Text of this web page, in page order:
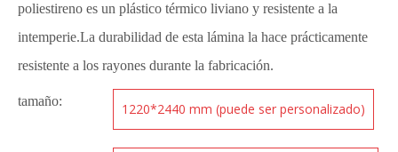
poliestireno es un plástico térmico liviano y resistente a la
intemperie.La durabilidad de esta lámina la hace prácticamente
resistente a los rayones durante la fabricación.
tamaño: 1220*2440 mm (puede ser personalizado)